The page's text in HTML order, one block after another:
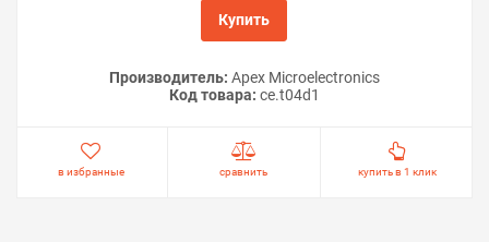
Купить
Производитель: Apex Microelectronics
Код товара: ce.t04d1
в избранные сравнить купить в 1 клик